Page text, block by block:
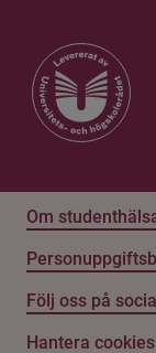
Om
Följ oss på
Hantera cookies